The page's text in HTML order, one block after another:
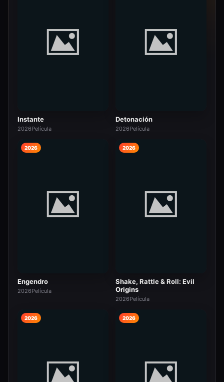
Instante
2026Película
Detonación
2026Película
2026
Engendro
2026Película
2026
Shake, Rattle & Roll: Evil
Origins
2026Película
2026 2026